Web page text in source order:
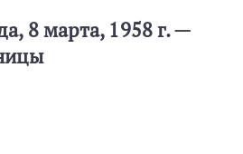
8 марта, 1958 г. —